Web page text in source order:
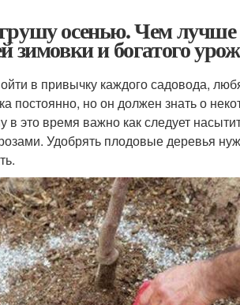
осенью. Чем
и богатого
в привычку каждого садовода,
постоянно, но он должен знать о
в это время важно как следует
Удобрять плодовые деревья